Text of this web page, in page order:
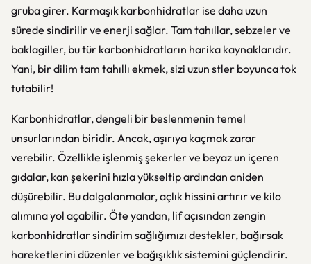
gruba girer. Karmaşık karbonhidratlar ise daha uzun
sürede sindirilir ve enerji sağlar. Tam tahıllar, sebzeler ve
baklagiller, bu tür karbonhidratların harika kaynaklarıdır.
Yani, bir dilim tam tahıllı ekmek, sizi uzun stler boyunca tok
tutabilir!
Karbonhidratlar, dengeli bir beslenmenin temel
unsurlarından biridir. Ancak, aşırıya kaçmak zarar
verebilir. Özellikle işlenmiş şekerler ve beyaz un içeren
gıdalar, kan şekerini hızla yükseltip ardından aniden
düşürebilir. Bu dalgalanmalar, açlık hissini artırır ve kilo
alımına yol açabilir. Öte yandan, lif açısından zengin
karbonhidratlar sindirim sağlığımızı destekler, bağırsak
hareketlerini düzenler ve bağışıklık sistemini güçlendirir.